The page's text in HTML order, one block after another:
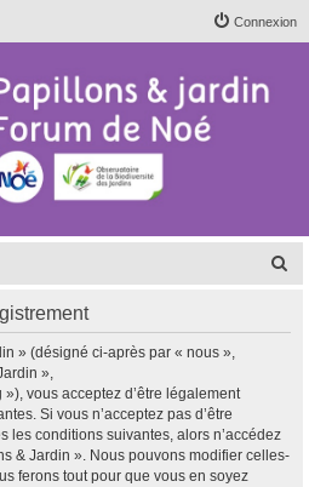
Connexion
» (désigné ci-après par « nous »,
»,
vous acceptez d’être légalement
Si vous n’acceptez pas d’être
les conditions suivantes, alors n’accédez
& Jardin ». Nous pouvons modifier celles-
ferons tout pour que vous en soyez